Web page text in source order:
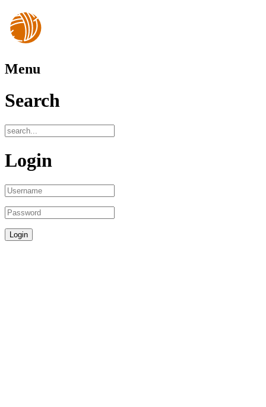
Menu
Search
Login